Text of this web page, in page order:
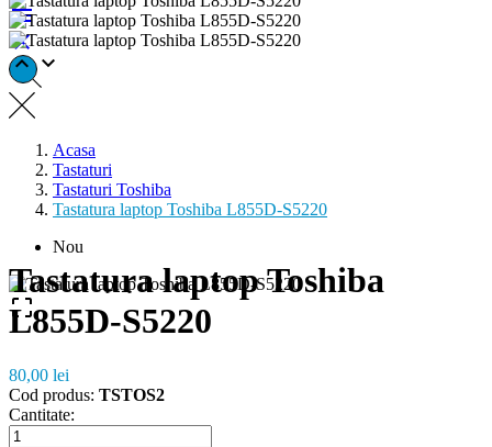


Acasa
Tastaturi
Tastaturi Toshiba
Tastatura laptop Toshiba L855D-S5220
Nou


Tastatura laptop Toshiba
L855D-S5220
80,00 lei
Cod produs: TSTOS2
Cantitate: